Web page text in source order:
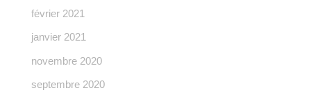
février 2021
janvier 2021
novembre 2020
septembre 2020